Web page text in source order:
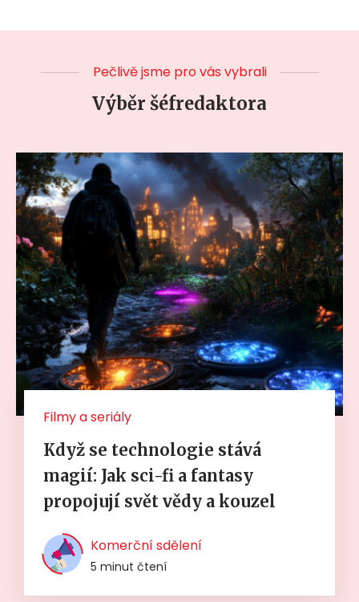
Pečlivě jsme pro vás vybrali
Výběr šéfredaktora
Filmy a seriály
Když se technologie stává
magií: Jak sci-fi a fantasy
propojují svět vědy a kouzel
Komerční sdělení
5 minut čtení